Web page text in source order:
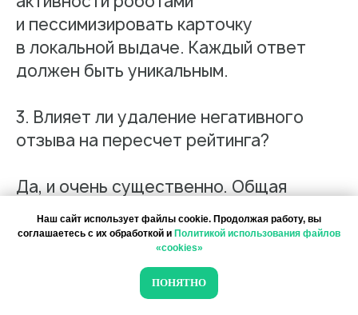
и пессимизировать карточку
в локальной выдаче. Каждый ответ
должен быть уникальным.
3. Влияет ли удаление негативного
отзыва на пересчет рейтинга?
Да, и очень существенно. Общая
оценка карточки рассчитывается
на основе математического веса всех
опубликованных отзывов. Как только
службе поддержки или менеджерам
платформы Поинтер удается доказать
Статистика по трафику
SEO-контроль
Работа с отзывами
Работа с магазинами приложений
Мониторинг конкурентов
Реклама на картах
Наш сайт использует файлы cookie. Продолжая работу, вы
соглашаетесь с их обработкой и Политикой использования файлов
«cookies»
ПОНЯТНО